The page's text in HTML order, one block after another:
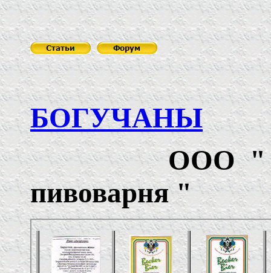
БОГУЧАНЫ
ООО
пивоварня"